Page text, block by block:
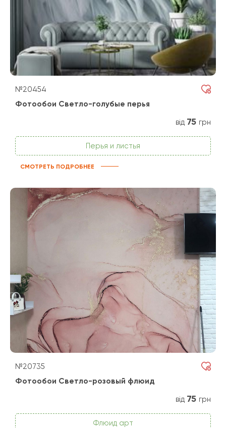
№20454
Фотообои Светло-голубые перья
від 75 грн
Перья и листья
СМОТРЕТЬ ПОДРОБНЕЕ
№20735
Фотообои Светло-розовый флюид
від 75 грн
Флюид арт